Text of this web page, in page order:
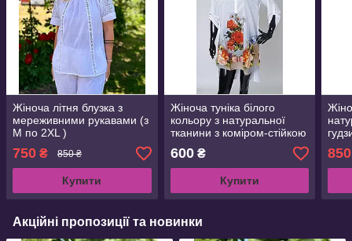
Жіноча літня блузка з
мереживними рукавами (з
M по 2XL )
750 ₴ 850 ₴
Купити
Жіноча туніка білого
кольору з натуральної
тканини з коміром-стійкою
(з M по 2XL)
600₴
Купити
850
Акційні пропозиції та новинки